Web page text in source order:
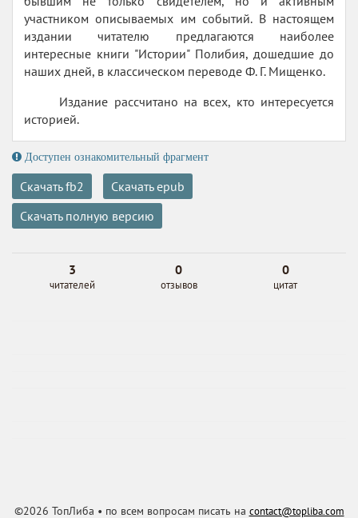
участником описываемых им событий. В настоящем
издании читателю предлагаются наиболее
интересные книги "Истории" Полибия, дошедшие до
наших дней, в классическом переводе Ф. Г. Мищенко.
Издание рассчитано на всех, кто интересуется
историей.
Доступен ознакомительный фрагмент
Скачать fb2
Скачать epub
Скачать полную версию
3
читателей
0
отзывов
0
цитат
©2026 ТопЛиба • по всем вопросам писать на contact@topliba.com